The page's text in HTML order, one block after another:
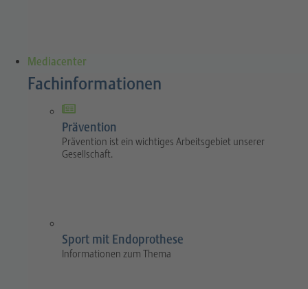
Mediacenter
Fachinformationen
Prävention
Prävention ist ein wichtiges Arbeitsgebiet unserer
Gesellschaft.
Sport mit Endoprothese
Informationen zum Thema